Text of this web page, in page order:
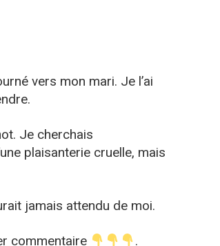
vers mon mari. Je l’ai
Je cherchais
plaisanterie cruelle, mais
jamais attendu de moi.
commentaire .